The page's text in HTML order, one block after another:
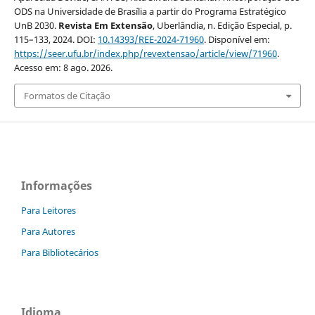
ODS na Universidade de Brasília a partir do Programa Estratégico
UnB 2030. Revista Em Extensão, Uberlândia, n. Edição Especial, p.
115–133, 2024. DOI: 10.14393/REE-2024-71960. Disponível em:
https://seer.ufu.br/index.php/revextensao/article/view/71960.
Acesso em: 8 ago. 2026.
Formatos de Citação
Informações
Para Leitores
Para Autores
Para Bibliotecários